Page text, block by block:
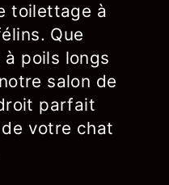
toilettage à
Que
poils longs
salon de
parfait
votre chat